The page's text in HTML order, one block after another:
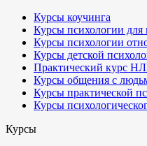
Курсы коучинга
Курсы психологии
Курсы психологии
Курсы детской
Практический курс
Курсы общения с
Курсы практической
Курсы
Курсы